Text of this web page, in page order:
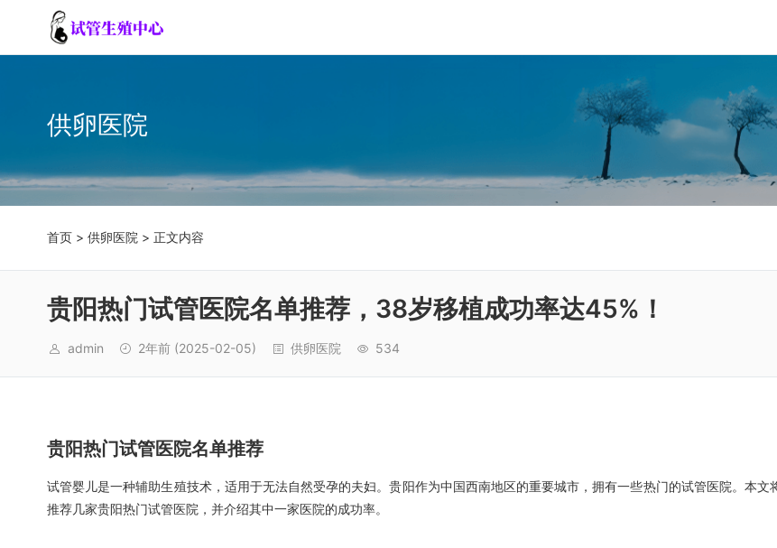
供卵医院
首页 > 供卵医院 > 正文内容
贵阳热门试管医院名单推荐，38岁移植成功率达45%！
admin 2年前 (2025-02-05) 供卵医院 534
贵阳热门试管医院名单推荐
试管婴儿是一种辅助生殖技术，适用于无法自然受孕的夫妇。贵阳作为中国西南地区的重要城市，拥有一些热门的试管医院。本文
推荐几家贵阳热门试管医院，并介绍其中一家医院的成功率。